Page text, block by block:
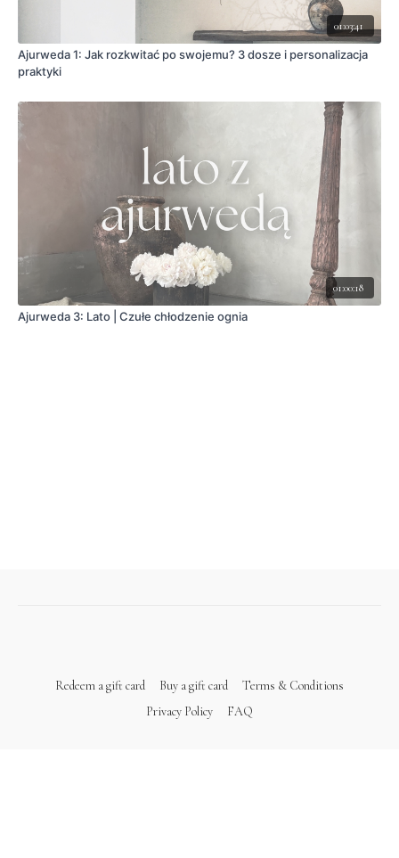
01:03:41
Ajurweda 1: Jak rozkwitać po swojemu? 3 dosze i personalizacja
praktyki
01:00:18
Ajurweda 3: Lato | Czułe chłodzenie ognia
Redeem a gift card Buy a gift card
Terms & Conditions
Privacy Policy
FAQ